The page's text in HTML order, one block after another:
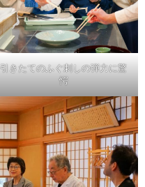
引きたてのふぐ刺しの弾力に驚
愕